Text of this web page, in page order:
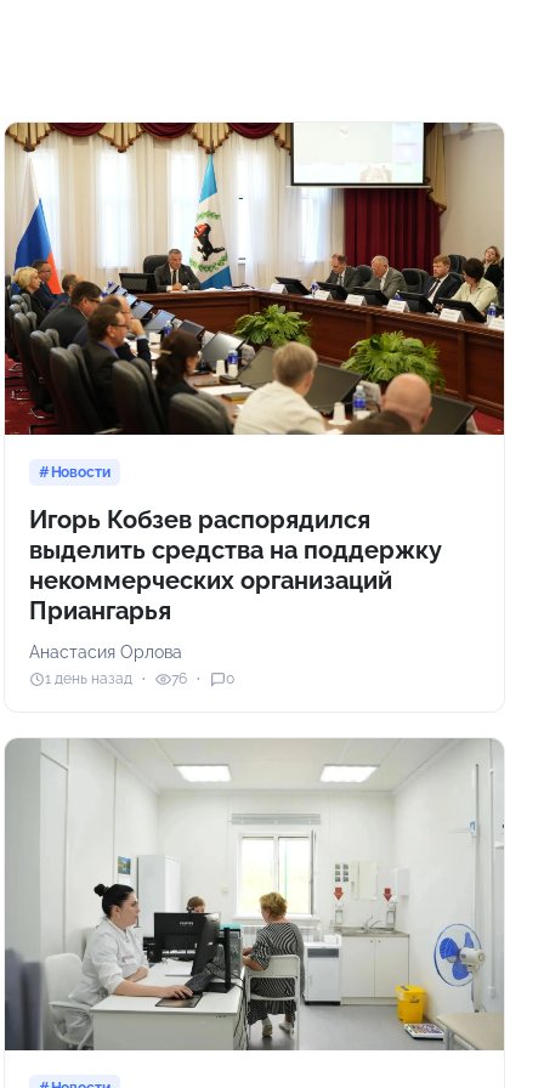
Новости
Игорь Кобзев распорядился
выделить средства на поддержку
некоммерческих организаций
Приангарья
Анастасия Орлова
1 день назад 76 0